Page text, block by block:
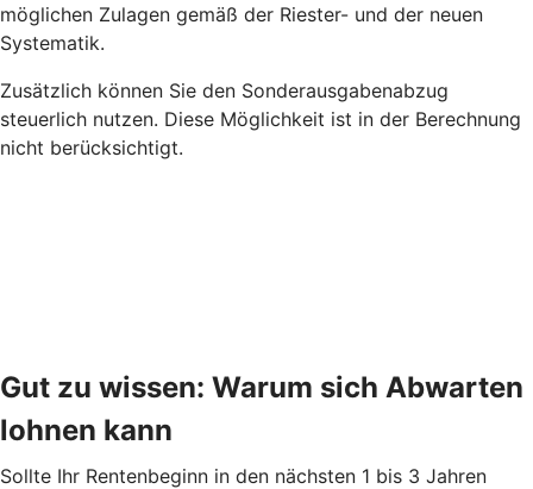
möglichen Zulagen gemäß der Riester- und der neuen
Systematik.
Zusätzlich können Sie den Sonderausgabenabzug
steuerlich nutzen. Diese Möglichkeit ist in der Berechnung
nicht berücksichtigt.
Gut zu wissen: Warum sich Abwarten
lohnen kann
Sollte Ihr Rentenbeginn in den nächsten 1 bis 3 Jahren